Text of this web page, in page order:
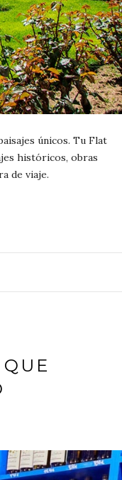
únicos. Tu Flat
históricos, obras
de viaje.